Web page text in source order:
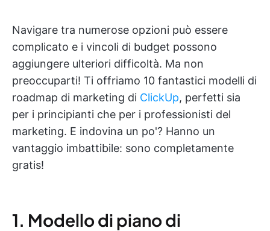
Navigare tra numerose opzioni può essere
complicato e i vincoli di budget possono
aggiungere ulteriori difficoltà. Ma non
preoccuparti! Ti offriamo 10 fantastici modelli di
roadmap di marketing di ClickUp, perfetti sia
per i principianti che per i professionisti del
marketing. E indovina un po'? Hanno un
vantaggio imbattibile: sono completamente
gratis!
1. Modello di piano di